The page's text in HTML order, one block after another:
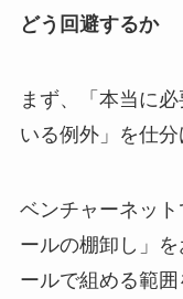
どう回避するか
まず、「本当に
いる例外」を仕分
ベンチャーネッ
ールの棚卸し」
ールで組める範